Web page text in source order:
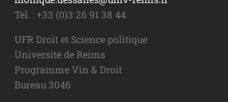
Tel. : +33 (0)3 26 91 38 44
UFR Droit et Science politique
Université de Reims
Programme Vin & Droit
Bureau 3046